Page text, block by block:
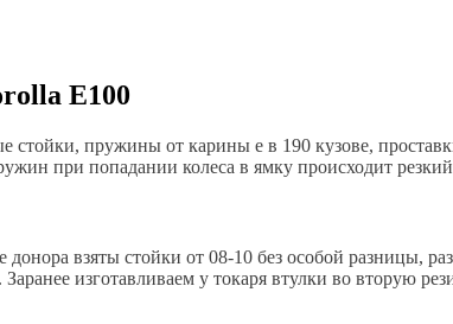
E100
стойки, пружины от карины е в 190 кузове,
при попадании колеса в ямку происходит
взяты стойки от 08-10 без особой разницы,
изготавливаем у токаря втулки во вторую